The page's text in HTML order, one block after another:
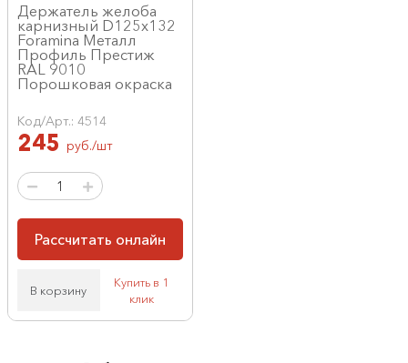
Держатель желоба
карнизный D125х132
Foramina Металл
Профиль Престиж
RAL 9010
Порошковая окраска
Код/Арт.: 4514
245 руб./шт
Рассчитать онлайн
В корзину
Купить в 1
клик